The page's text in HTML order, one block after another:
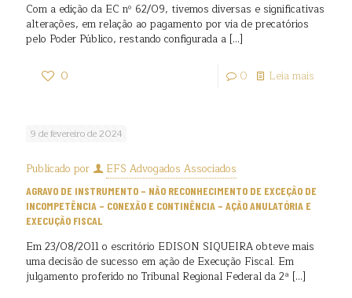
Com a edição da EC nº 62/09, tivemos diversas e significativas
alterações, em relação ao pagamento por via de precatórios
pelo Poder Público, restando configurada a […]
0 0 Leia mais
9 de fevereiro de 2024
Publicado por EFS Advogados Associados
AGRAVO DE INSTRUMENTO – NÃO RECONHECIMENTO DE EXCEÇÃO DE
INCOMPETÊNCIA – CONEXÃO E CONTINÊNCIA – AÇÃO ANULATÓRIA E
EXECUÇÃO FISCAL
Em 23/08/2011 o escritório EDISON SIQUEIRA obteve mais
uma decisão de sucesso em ação de Execução Fiscal. Em
julgamento proferido no Tribunal Regional Federal da 2ª […]